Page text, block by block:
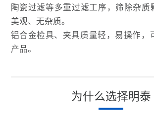
陶瓷过滤等多重过滤工序，筛除杂质
美观、无杂质。
铝合金检具、夹具质量轻，易操作，
产品。
为什么选择明泰